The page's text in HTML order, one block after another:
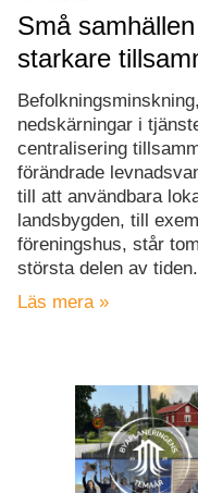
Små
starkare
Befolkningsminskning,
nedskärningar i
centralisering
förändrade
till att användbara
landsbygden, till
föreningshus, står
största delen av tiden.
Läs mera »